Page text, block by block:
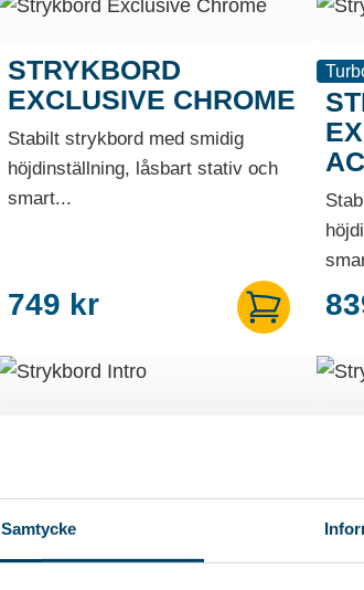
Samtycke
STRYKBORD
EXCLUSIVE CHROME
Stabilt strykbord med smidig
höjdinställning, låsbart stativ och
smart...
749 kr
smart höjdinställning och låsbart...